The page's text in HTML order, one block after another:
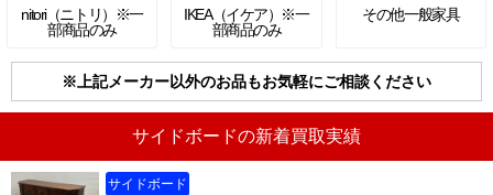
nitori（ニトリ）※一
部商品のみ
IKEA（イケア）※一
部商品のみ
その他一般家具
※上記メーカー以外のお品もお気軽にご相談ください
サイドボードの新着買取実績
サイドボード